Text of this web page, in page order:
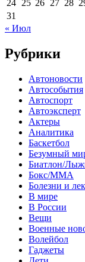
24 25 26 27 28
31
« Июл
Рубрики
Автоновости
Автособытия
Автоспорт
Автоэксперт
Актеры
Аналитика
Баскетбол
Безумный
Биатлон/
Бокс/MMA
Болезни и
В мире
В России
Вещи
Военные
Волейбол
Гаджеты